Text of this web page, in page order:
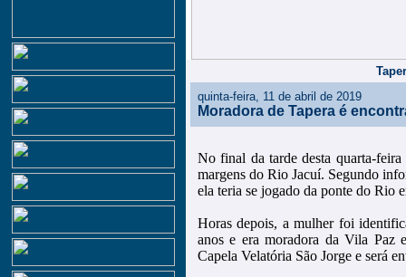
quinta-feira, 11 de abril de 2019
Moradora de Tapera é
No final da tarde desta quarta-
margens do Rio Jacuí. Segundo
ela teria se jogado da ponte do Rio
Horas depois, a mulher foi
anos e era moradora da Vila Paz
Capela Velatória São Jorge e será